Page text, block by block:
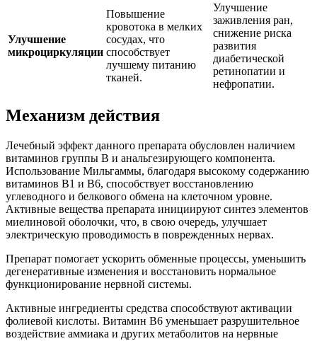
Улучшение
микроциркуляции
Повышение
кровотока в мелких
сосудах, что
способствует
лучшему питанию
тканей.
Улучшение
заживления ран,
снижение риска
развития
диабетической
ретинопатии и
нефропатии.
Механизм действия
Лечебный эффект данного препарата обусловлен наличием
витаминов группы B и анальгезирующего компонента.
Использование Мильгаммы, благодаря высокому содержанию
витаминов В1 и В6, способствует восстановлению
углеводного и белкового обмена на клеточном уровне.
Активные вещества препарата инициируют синтез элементов
миелиновой оболочки, что, в свою очередь, улучшает
электрическую проводимость в поврежденных нервах.
Препарат помогает ускорить обменные процессы, уменьшить
дегенеративные изменения и восстановить нормальное
функционирование нервной системы.
Активные ингредиенты средства способствуют активации
фолиевой кислоты. Витамин В6 уменьшает разрушительное
воздействие аммиака и других метаболитов на нервные